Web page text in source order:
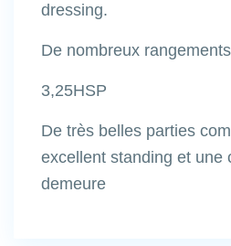
dressing.
De nombreux
3,25HSP
De très belles parties
excellent standing et une
demeure